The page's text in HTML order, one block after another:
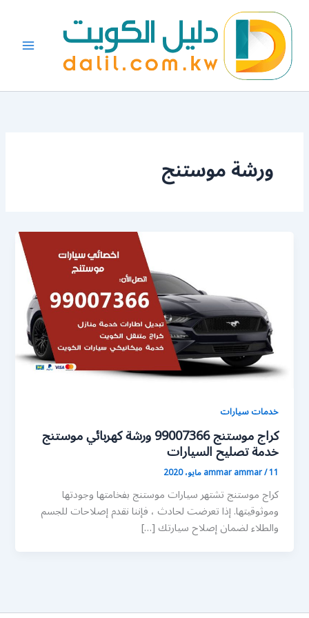
المحتوى
ورشة موستنج
خدمات سيارات
كراج موستنج 99007366 ورشة كهربائي موستنج
خدمة تصليح السيارات
ammar ammar/11 مايو، 2020
كراج موستنج تشتهر سيارات موستنج بفخامتها وجودتها
وموثوقيتها. إذا تعرضت لحادث ، فإننا نقدم إصلاحات للجسم
والطلاء لضمان إصلاح سيارتك […]